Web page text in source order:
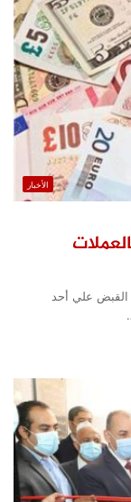
الأخبار
القبض علي أحد